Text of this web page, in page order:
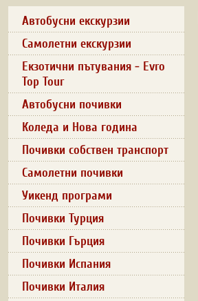
Автобусни екскурзии
Самолетни екскурзии
Екзотични пътувания - Evro
Top Tour
Автобусни почивки
Коледа и Нова година
Почивки собствен транспорт
Самолетни почивки
Уикенд програми
Почивки Турция
Почивки Гърция
Почивки Испания
Почивки Италия